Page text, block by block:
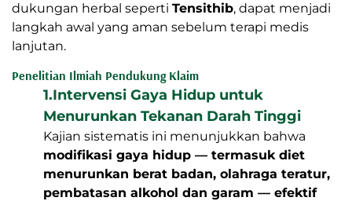
dukungan herbal seperti Tensithib, dapat menjadi
langkah awal yang aman sebelum terapi medis
lanjutan.
Penelitian Ilmiah Pendukung Klaim
1.Intervensi Gaya Hidup untuk
Menurunkan Tekanan Darah Tinggi
Kajian sistematis ini menunjukkan bahwa
modifikasi gaya hidup — termasuk diet
menurunkan berat badan, olahraga teratur,
pembatasan alkohol dan garam — efektif